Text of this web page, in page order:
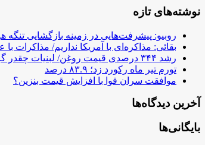
نوشته‌های تازه
روبیو: پیشرفت‌هایی در زمینه بازگشایی
بقائی: مذاکره‌ای با آمریکا نداریم/ مذاکرات با
رشد ۳۴۴ درصدی قیمت روغن/ لبنیات چقدر گران شد؟
تورم تیر ماه رکورد زد؛ ۸۳.۹ درصد
موافقت سران قوا با افزایش قیمت بنزین؟
آخرین دیدگاه‌ها
بایگانی‌ها